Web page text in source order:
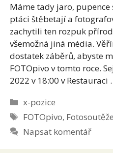
Máme tady jaro, pupence
ptáci štěbetají a
zachytili ten rozpuk
všemožná jiná média.
dostatek záběrů, abyste
FOTOpivo v tomto roce.
2022 v 18:00 v Restauraci
Rubriky
x-pozice
Štítky
FOTOpivo, Fotosoutěže
Napsat komentář